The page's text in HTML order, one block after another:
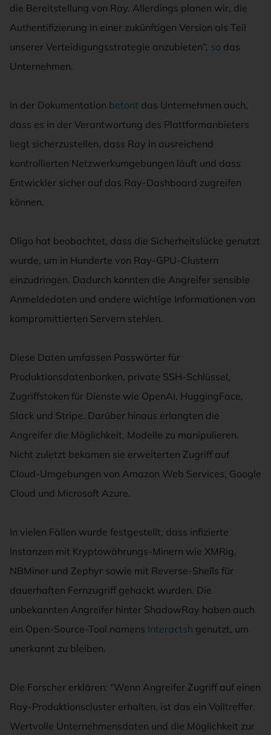
die Bereitstellung von Ray. Allerdings planen wir, die
Authentifizierung in einer zukünftigen Version als Teil
unserer Verteidigungsstrategie anzubieten”, so das
Unternehmen.
In der Dokumentation betont das Unternehmen auch,
dass es in der Verantwortung des Plattformanbieters
liegt sicherzustellen, dass Ray in ausreichend
kontrollierten Netzwerkumgebungen läuft und dass
Entwickler sicher auf das Ray-Dashboard zugreifen
können.
Oligo hat beobachtet, dass die Sicherheitslücke genutzt
wurde, um in Hunderte von Ray-GPU-Clustern
einzudringen. Dadurch konnten die Angreifer sensible
Anmeldedaten und andere wichtige Informationen von
kompromittierten Servern stehlen.
Diese Daten umfassen Passwörter für
Produktionsdatenbanken, private SSH-Schlüssel,
Zugriffstoken für Dienste wie OpenAI, HuggingFace,
Slack und Stripe. Darüber hinaus erlangten die
Angreifer die Möglichkeit, Modelle zu manipulieren.
Nicht zuletzt bekamen sie erweiterten Zugriff auf
Cloud-Umgebungen von Amazon Web Services, Google
Cloud und Microsoft Azure.
In vielen Fällen wurde festgestellt, dass infizierte
Instanzen mit Kryptowährungs-Minern wie XMRig,
NBMiner und Zephyr sowie mit Reverse-Shells für
dauerhaften Fernzugriff gehackt wurden. Die
unbekannten Angreifer hinter ShadowRay haben auch
ein Open-Source-Tool namens Interactsh genutzt, um
unerkannt zu bleiben.
Die Forscher erklären: “Wenn Angreifer Zugriff auf einen
Ray-Produktionscluster erhalten, ist das ein Volltreffer.
Wertvolle Unternehmensdaten und die Möglichkeit zur